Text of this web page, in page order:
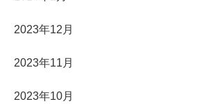
2023年12月
2023年11月
2023年10月